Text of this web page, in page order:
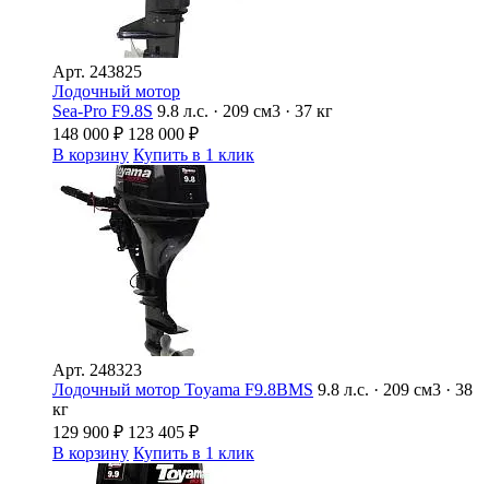
Арт. 243825
Лодочный мотор
Sea-Pro F9.8S 9.8 л.с. · 209 см3 · 37 кг
148 000 ₽ 128 000 ₽
В корзину Купить в 1 клик
Арт. 248323
Лодочный мотор Toyama F9.8BMS 9.8 л.с. · 209 см3 · 38
кг
129 900 ₽ 123 405 ₽
В корзину Купить в 1 клик